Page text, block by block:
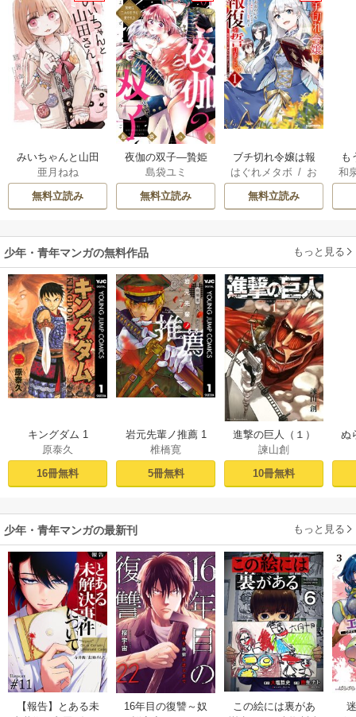
みいちゃんと山田
さん
亜月ねね
無料立読み
夜伽の双子―贄姫
は二人の王子に愛
される―
島袋ユミ
無料立読み
ブチ切れ令嬢は報
復を誓いました。
はぐれメタボ / お
おのいも /
無料立読み
も
離
和
少年・青年マンガの無料作品 もっと見る
キングダム 1
原泰久
16冊無料
岩元先輩ノ推薦 1
椎橋寛
5冊無料
進撃の巨人（１）
諫山創
10冊無料
ぬ
少年・青年マンガの最新刊 もっと見る
【報告】とある未
16年目の復讐～奴
この絵には裏があ